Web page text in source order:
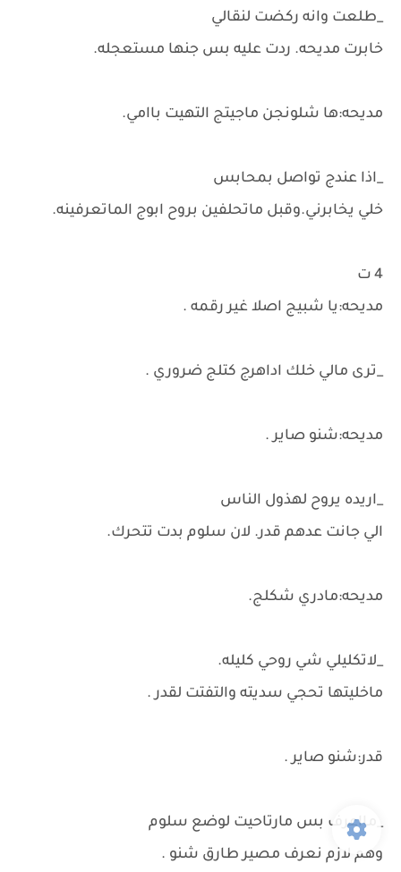
_طلعت وانه ركضت لنقالي
خابرت مديحه. ردت عليه بس جنها مستعجله.
مديحه:ها شلونجن ماجيتج التهيت باامي.
_اذا عندج تواصل بمحابس
خلي يخابرني.وقبل ماتحلفين بروح ابوج الماتعرفينه.
4 ت
مديحه:يا شبيج اصلا غير رقمه .
_ترى مالي خلك اداهرج كتلج ضروري .
مديحه:شنو صاير .
_اريده يروح لهذول الناس
الي جانت عدهم قدر. لان سلوم بدت تتحرك.
مديحه:مادري شكلج.
_لاتكليلي شي روحي كليله.
ماخليتها تحجي سديته والتفتت لقدر .
قدر:شنو صاير .
_مااعرف بس مارتاحيت لوضع سلوم
وهم لازم نعرف مصير طارق شنو .